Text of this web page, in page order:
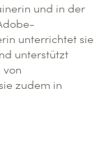
und in der
unterrichtet sie
unterstützt
zudem in